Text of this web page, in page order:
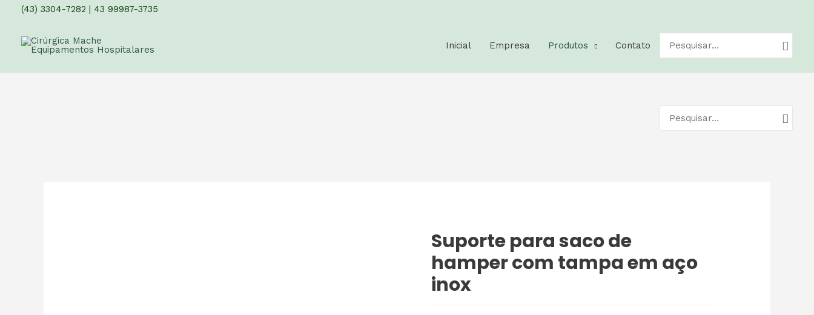
(43) 3304-7282 | 43 99987-3735
Inicial Empresa Produtos Contato
por:
por:
Suporte para saco de
hamper com tampa em aço
inox